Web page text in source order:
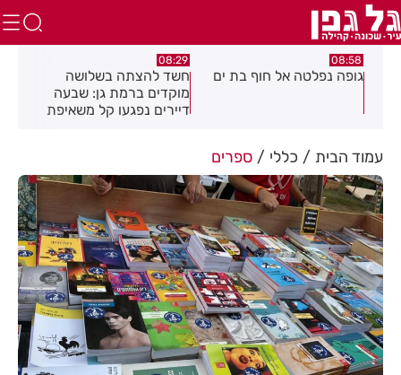
08:58
גופה נפלטה אל חוף בת ים
08:29
חשד להצתה בשלושה
מוקדים ברמת גן: שבעה
דיירים נפגעו קל משאיפת
עמוד הבית כללי ספרים